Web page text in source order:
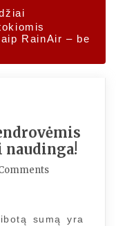
RainAir – be
naudinga!
sumą yra